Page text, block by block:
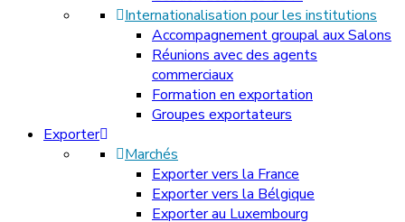
Internationalisation pour les institutions
Accompagnement groupal aux Salons
Réunions avec des agents
commerciaux
Formation en exportation
Groupes exportateurs
Exporter
Marchés
Exporter vers la France
Exporter vers la Bélgique
Exporter au Luxembourg